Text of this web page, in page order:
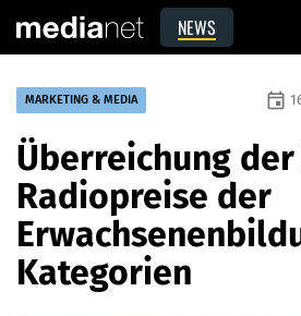
NEWS
MARKETING & MEDIA event
Überreichung der
Radiopreise der
Kategorien